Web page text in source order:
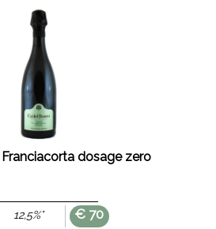
dosage zero
12,5%° € 70